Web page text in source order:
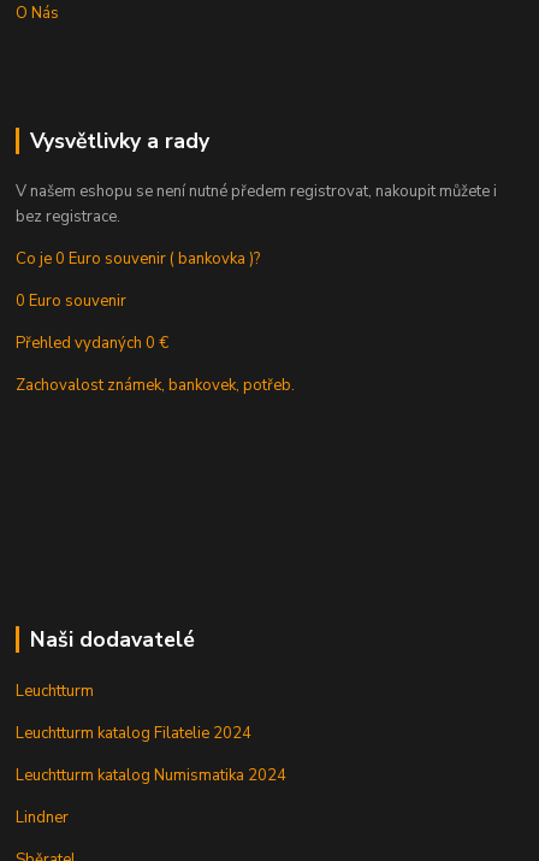
O Nás
Vysvětlivky a rady
V našem eshopu se není nutné předem registrovat, nakoupit můžete i
bez registrace.
Co je 0 Euro souvenir ( bankovka )?
0 Euro souvenir
Přehled vydaných 0 €
Zachovalost známek, bankovek, potřeb.
Naši dodavatelé
Leuchtturm
Leuchtturm katalog Filatelie 2024
Leuchtturm katalog Numismatika 2024
Lindner